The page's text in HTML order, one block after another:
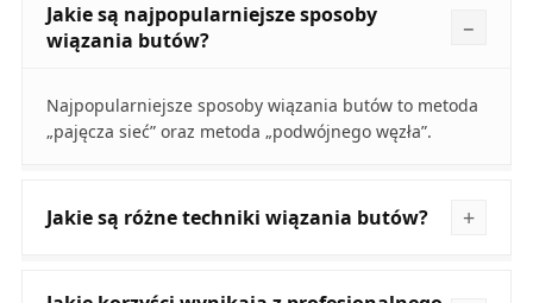
Jakie są najpopularniejsze sposoby
wiązania butów?
Najpopularniejsze sposoby wiązania butów to metoda
„pajęcza sieć” oraz metoda „podwójnego węzła”.
Jakie są różne techniki wiązania butów?